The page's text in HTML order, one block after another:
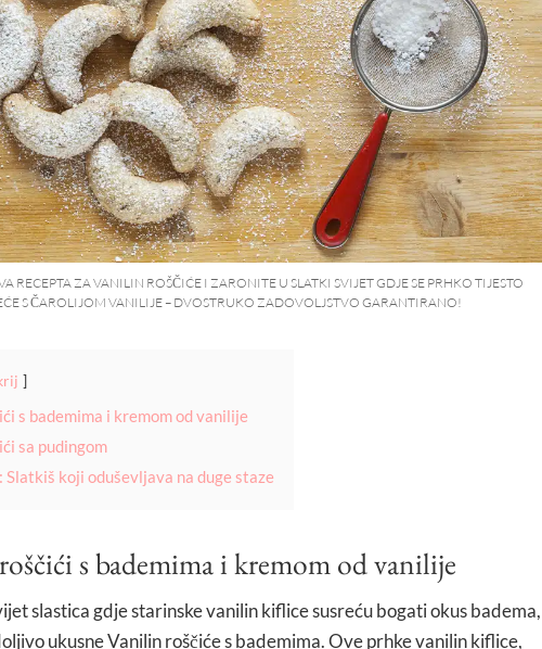
RECEPTA ZA VANILIN ROŠČIĆE I ZARONITE U SLATKI SVIJET GDJE SE PRHKO TIJESTO
S ČAROLIJOM VANILIJE – DVOSTRUKO ZADOVOLJSTVO GARANTIRANO!
s bademima i kremom od vanilije
sa pudingom
Slatkiš koji oduševljava na duge staze
s bademima i kremom od vanilije
slastica gdje starinske vanilin kiflice susreću bogati okus badema,
ukusne Vanilin roščiće s bademima. Ove prhke vanilin kiflice,